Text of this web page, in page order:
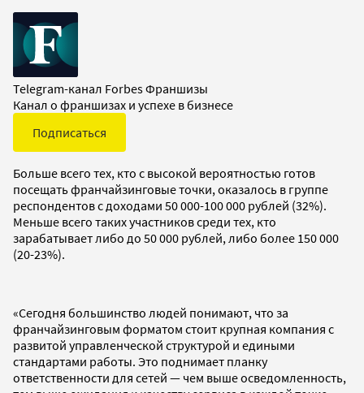
Telegram-канал Forbes Франшизы
Канал о франшизах и успехе в бизнесе
Подписаться
Больше всего тех, кто с высокой вероятностью готов
посещать франчайзинговые точки, оказалось в группе
респондентов с доходами 50 000-100 000 рублей (32%).
Меньше всего таких участников среди тех, кто
зарабатывает либо до 50 000 рублей, либо более 150 000
(20-23%).
«Сегодня большинство людей понимают, что за
франчайзинговым форматом стоит крупная компания с
развитой управленческой структурой и едиными
стандартами работы. Это поднимает планку
ответственности для сетей — чем выше осведомленность,